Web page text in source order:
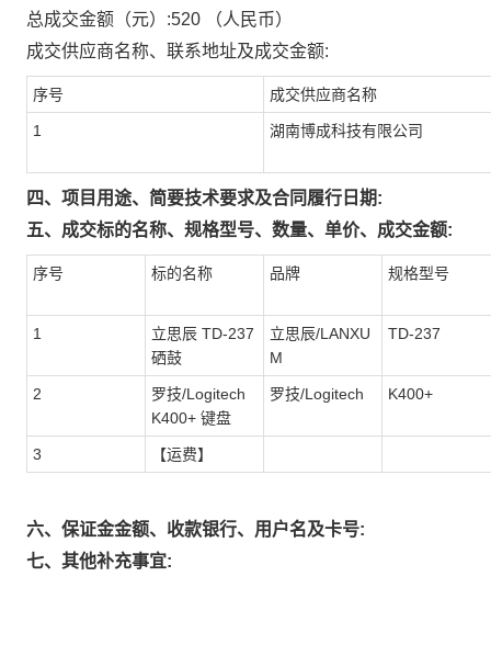
总成交金额（元）:520 （人民币）
成交供应商名称、联系地址及成交金额:
序号 成交供应商名称
1 湖南博成科技有限公司
四、项目用途、简要技术要求及合同履行日期:
五、成交标的名称、规格型号、数量、单价、成交金额:
序号 标的名称 品牌 规格型号
1
立思辰 TD-237
硒鼓
立思辰/LANXU
M
TD-237
2
罗技/Logitech
K400+ 键盘
罗技/Logitech K400+
3 【运费】
六、保证金金额、收款银行、用户名及卡号:
七、其他补充事宜: